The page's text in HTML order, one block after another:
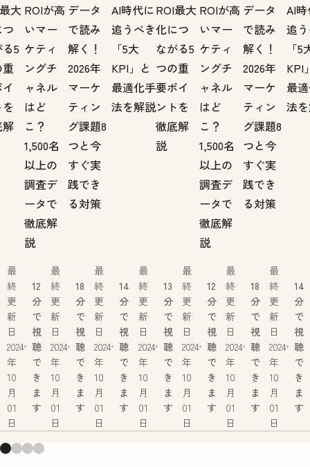
大
5
最
終
更
新
日
2024
年
10
月
01
日
ROIが高
いマー
ケティ
ングチ
ャネル
はど
こ？
1,500名
以上の
調査デ
ータで
徹底解
説
12
分
で
視
聴
で
き
ま
す
最
終
更
新
日
2024
年
10
月
01
日
データ
で読み
解く！
2026年
マーケ
ティン
グ課題8
つと今
すぐ実
践でき
る対策
18
分
で
視
聴
で
き
ま
す
最
終
更
新
日
2024
年
10
月
01
日
AI時代に
追うべき
「5大
KPI」と
最適化手
法を解説
14
分
で
視
聴
で
き
ま
す
最
終
更
新
日
2024
年
10
月
01
日
ROI最大
化につ
ながる5
つの重
要ポイ
ントを
徹底解
説
13
分
で
視
聴
で
き
ま
す
最
終
更
新
日
2024
年
10
月
01
日
ROIが高
いマー
ケティ
ングチ
ャネル
はど
こ？
1,500名
以上の
調査デ
ータで
徹底解
説
12
分
で
視
聴
で
き
ま
す
最
終
更
新
日
2024
年
10
月
01
日
データ
で読み
解く！
2026年
マーケ
ティン
グ課題8
つと今
すぐ実
践でき
る対策
18
分
で
視
聴
で
き
ま
す
最
終
更
新
日
2024
年
10
月
01
日
AI
追
「5
KPI
最
法
14
分
で
視
聴
で
き
ま
す